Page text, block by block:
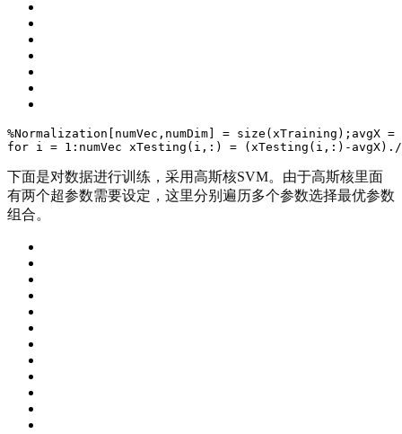
%Normalization numVec,numDim ] = size(xTraining); avgX
for i = 1 : numVec xTesting ( i,: ) = (xTesting(i,:)-avgX)./
下面是对数据进行训练，采用高斯核SVM。由于高斯核里面
有两个超参数需要设定，这里分别遍历多个参数选择最优参数
组合。